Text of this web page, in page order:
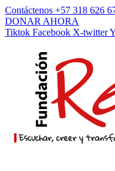
Contáctenos +57 318 626
DONAR AHORA
Tiktok Facebook X-twitter